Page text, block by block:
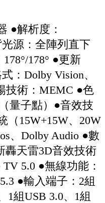
●解析度：
源：全陣列直下
178° ●更新
：Dolby Vision、
技術：MEMC ●色
量子點）●音效技
（15W+15W、20W
、Dolby Audio ●數
轟天雷3D音效技術
5.0 ●無線功能：
●輸入端子：2組
1組USB 3.0、1組